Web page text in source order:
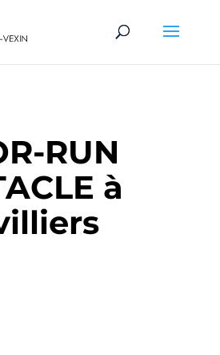
RUN
à